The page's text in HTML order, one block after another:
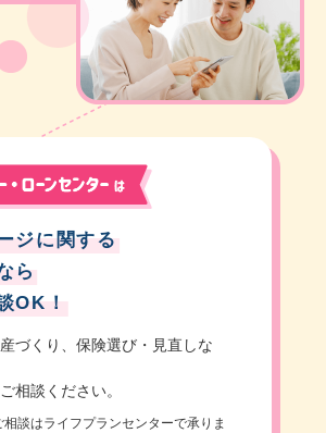
ジに関する
ら
OK！
づくり、保険選び・見直しな
相談ください。
談はライフプランセンターで承りま